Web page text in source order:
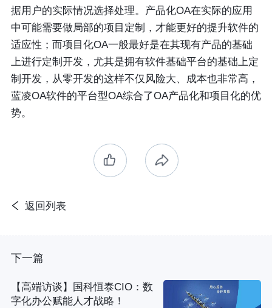
据用户的实际情况选择处理。产品化OA在实际的应用
中可能需要做局部的项目定制，才能更好的提升软件的
适应性；而项目化OA一般最好是在其现有产品的基础
上进行定制开发，尤其是拥有软件基础平台的基础上定
制开发，从零开发的这样不仅风险大、成本也非常高，
蓝凌OA软件的平台型OA综合了OA产品化和项目化的优
势。
返回列表
下一篇
【高端访谈】国科恒泰CIO：数
字化办公赋能人才战略！